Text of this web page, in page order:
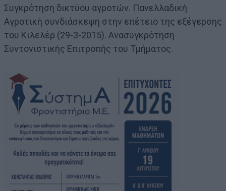
Συγκρότηση δικτύου αγροτών. Πανελλαδική
Αγροτική συνδιάσκεψη στην επέτειο της εξέγερσης
του Κιλελέρ (29-3-2015). Ανασυγκρότηση
Συντονιστικής Επιτροπής του Τμήματος.